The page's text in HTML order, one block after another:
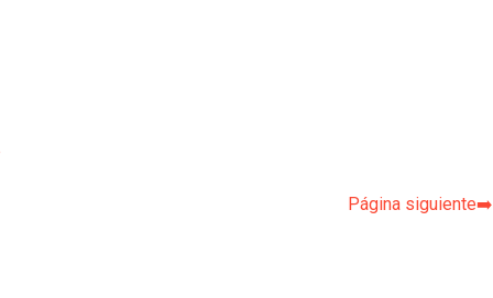
Página siguiente➡️